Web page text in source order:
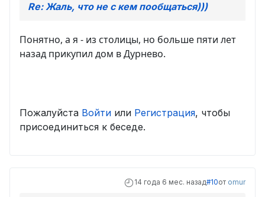
Re: Жаль, что не с кем пообщаться)))
Понятно, а я - из столицы, но больше пяти лет
назад прикупил дом в Дурнево.
Пожалуйста Войти или Регистрация, чтобы
присоединиться к беседе.
14 года 6 мес. назад#10от omur